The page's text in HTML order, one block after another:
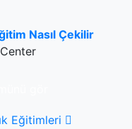
Nasıl Çekilir
Eğitimleri